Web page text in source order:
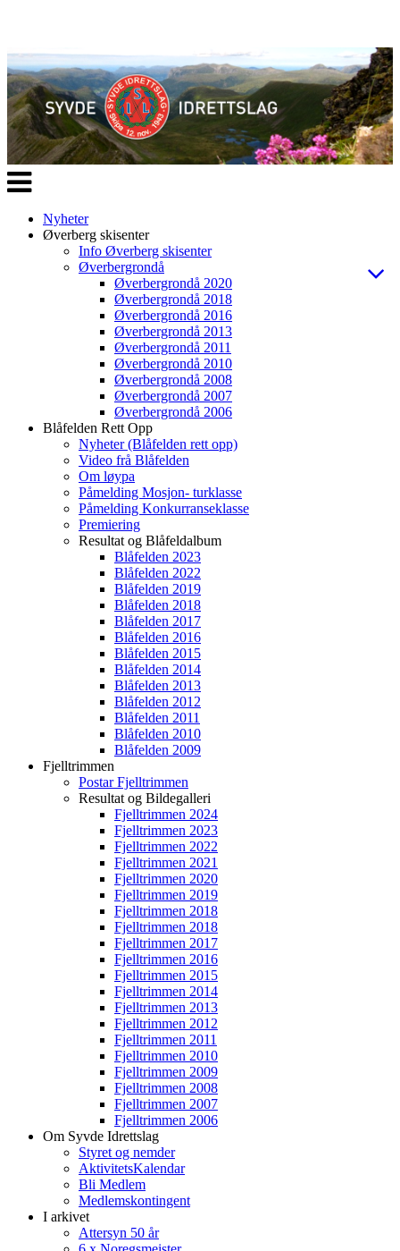
Veksle
navigasjon
Nyheter
Øverberg skisenter
Info Øverberg skisenter
Øverbergrondå
Øverbergrondå 2020
Øverbergrondå 2018
Øverbergrondå 2016
Øverbergrondå 2013
Øverbergrondå 2011
Øverbergrondå 2010
Øverbergrondå 2008
Øverbergrondå 2007
Øverbergrondå 2006
Blåfelden Rett Opp
Nyheter (Blåfelden rett opp)
Video frå Blåfelden
Om løypa
Påmelding Mosjon- turklasse
Påmelding Konkurranseklasse
Premiering
Resultat og Blåfeldalbum
Blåfelden 2023
Blåfelden 2022
Blåfelden 2019
Blåfelden 2018
Blåfelden 2017
Blåfelden 2016
Blåfelden 2015
Blåfelden 2014
Blåfelden 2013
Blåfelden 2012
Blåfelden 2011
Blåfelden 2010
Blåfelden 2009
Fjelltrimmen
Postar Fjelltrimmen
Resultat og Bildegalleri
Fjelltrimmen 2024
Fjelltrimmen 2023
Fjelltrimmen 2022
Fjelltrimmen 2021
Fjelltrimmen 2020
Fjelltrimmen 2019
Fjelltrimmen 2018
Fjelltrimmen 2018
Fjelltrimmen 2017
Fjelltrimmen 2016
Fjelltrimmen 2015
Fjelltrimmen 2014
Fjelltrimmen 2013
Fjelltrimmen 2012
Fjelltrimmen 2011
Fjelltrimmen 2010
Fjelltrimmen 2009
Fjelltrimmen 2008
Fjelltrimmen 2007
Fjelltrimmen 2006
Om Syvde Idrettslag
Styret og nemder
AktivitetsKalendar
Bli Medlem
Medlemskontingent
I arkivet
Attersyn 50 år